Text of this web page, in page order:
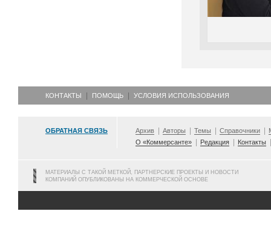
КОНТАКТЫ ПОМОЩЬ УСЛОВИЯ ИСПОЛЬЗОВАНИЯ
ОБРАТНАЯ СВЯЗЬ Архив Авторы Темы Справочники
О «Коммерсанте»
Редакция Контакты
МАТЕРИАЛЫ С ТАКОЙ МЕТКОЙ, ПАРТНЕРСКИЕ ПРОЕКТЫ И НОВОСТИ
КОМПАНИЙ ОПУБЛИКОВАНЫ НА КОММЕРЧЕСКОЙ ОСНОВЕ